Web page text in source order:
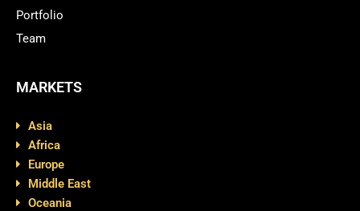
Portfolio
Team
MARKETS
Asia
Africa
Europe
Middle East
Oceania